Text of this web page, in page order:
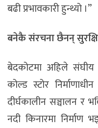
बढी प्रभावकारी हुन्थ्यो ।”
बनेकैसंरचनाछैनन्
बेदकोटमा अहिले संघीय
कोल्ड स्टोर
दीर्घकालीन सञ्चालन र
नदी किनारमा निर्माण